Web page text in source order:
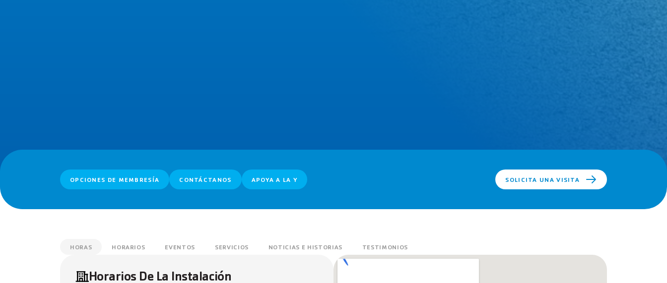
OPCIONES DE MEMBRESÍA CONTÁCTANOS APOYA A LA Y SOLICITA UNA VISITA
HORAS HORARIOS EVENTOS SERVICIOS NOTICIAS E HISTORIAS TESTIMONIOS
Horarios De La Instalación